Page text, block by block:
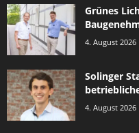
Grünes
4. August 2026
Solinger
4. August 2026